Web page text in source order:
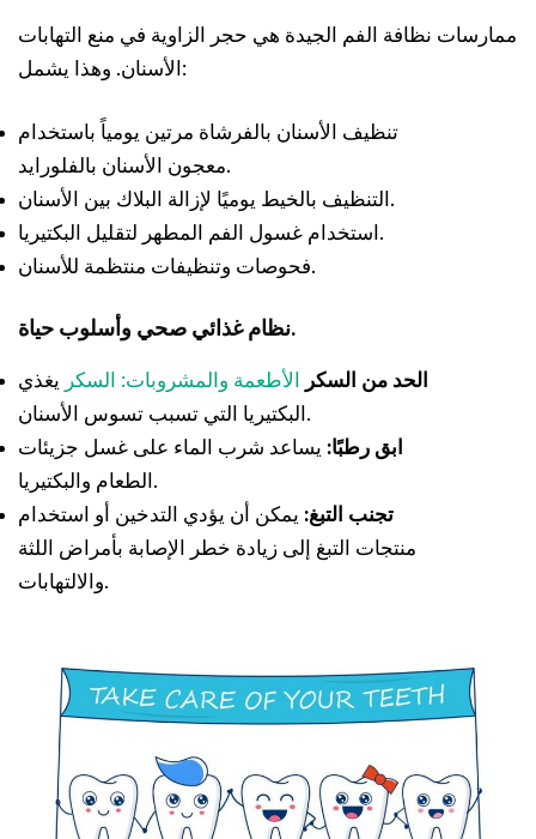
ممارسات نظافة الفم الجيدة هي حجر الزاوية في منع التهابات
الأسنان. وهذا يشمل:
تنظيف الأسنان بالفرشاة مرتين يومياً باستخدام
معجون الأسنان بالفلورايد.
التنظيف بالخيط يوميًا لإزالة البلاك بين الأسنان.
استخدام غسول الفم المطهر لتقليل البكتيريا.
فحوصات وتنظيفات منتظمة للأسنان.
نظام غذائي صحي وأسلوب حياة.
الحد من السكر الأطعمة والمشروبات: السكر يغذي
البكتيريا التي تسبب تسوس الأسنان.
ابق رطبًا: يساعد شرب الماء على غسل جزيئات
الطعام والبكتيريا.
تجنب التبغ: يمكن أن يؤدي التدخين أو استخدام
منتجات التبغ إلى زيادة خطر الإصابة بأمراض اللثة
والالتهابات.